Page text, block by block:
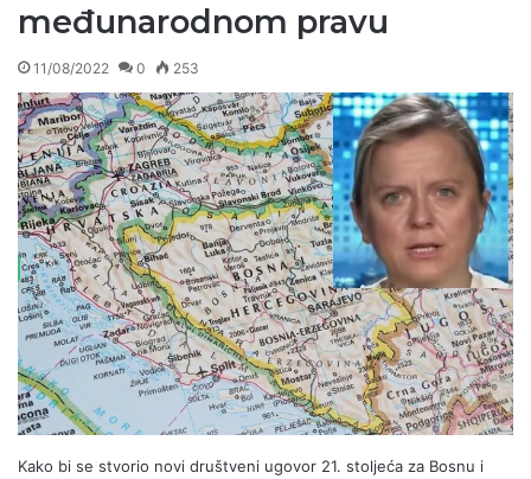
međunarodnom pravu
11/08/2022 0 253
Kako bi se stvorio novi društveni ugovor 21. stoljeća za Bosnu i